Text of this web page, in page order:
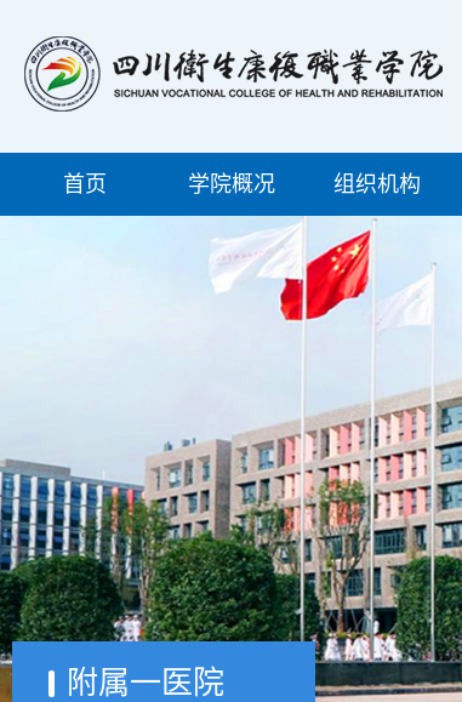
首页 学院概况 组织机构
附属一医院